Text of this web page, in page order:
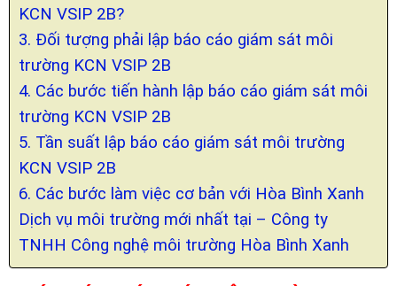
KCN VSIP 2B?
3. Đối tượng phải lập báo cáo giám sát môi
trường KCN VSIP 2B
4. Các bước tiến hành lập báo cáo giám sát môi
trường KCN VSIP 2B
5. Tần suất lập báo cáo giám sát môi trường
KCN VSIP 2B
6. Các bước làm việc cơ bản với Hòa Bình Xanh
Dịch vụ môi trường mới nhất tại – Công ty
TNHH Công nghệ môi trường Hòa Bình Xanh